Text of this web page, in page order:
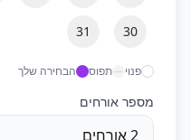
30
31
פנוי תפוס הבחירה שלך
מספר אורחים